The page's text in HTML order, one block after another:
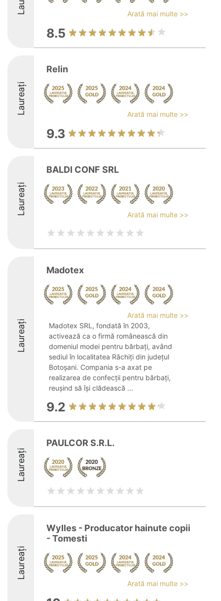
Arată mai multe >>
8.5
Laureați
Relin
Arată mai multe >>
9.3
Laureați
BALDI CONF SRL
Arată mai multe >>
Laureați
Madotex
Arată mai multe >>
Madotex SRL, fondată în 2003,
activează ca o firmă românească din
domeniul modei pentru bărbați, având
sediul în localitatea Răchiți din județul
Botoșani. Compania s-a axat pe
realizarea de confecții pentru bărbați,
reușind să își clădească ...
9.2
Laureați
PAULCOR S.R.L.
Laureați
Wylles - Producator hainute copii
- Tomesti
Arată mai multe >>